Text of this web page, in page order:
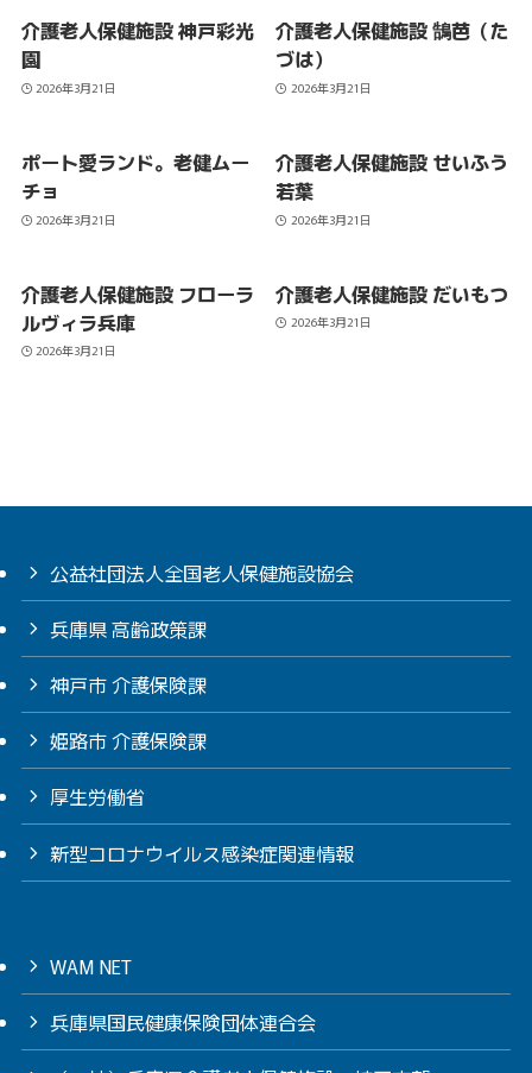
介護老人保健施設 神戸彩光
園
2026年3月21日
介護老人保健施設 鵠芭（た
づは）
2026年3月21日
ポート愛ランド。老健ムー
チョ
2026年3月21日
介護老人保健施設 せいふう
若葉
2026年3月21日
介護老人保健施設 フローラ
ルヴィラ兵庫
2026年3月21日
介護老人保健施設 だいもつ
2026年3月21日
公益社団法人全国老人保健施設協会
兵庫県 高齢政策課
神戸市 介護保険課
姫路市 介護保険課
厚生労働省
新型コロナウイルス感染症関連情報
WAM NET
兵庫県国民健康保険団体連合会